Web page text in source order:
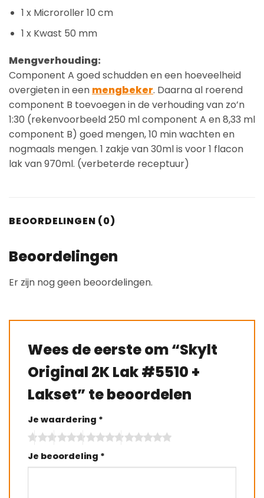
1 x Microroller 10 cm
1 x Kwast 50 mm
Mengverhouding:
Component A goed schudden en een hoeveelheid
overgieten in een mengbeker. Daarna al roerend
component B toevoegen in de verhouding van zo’n
1:30 (rekenvoorbeeld 250 ml component A en 8,33 ml
component B) goed mengen, 10 min wachten en
nogmaals mengen. 1 zakje van 30ml is voor 1 flacon
lak van 970ml. (verbeterde receptuur)
BEOORDELINGEN (0)
Beoordelingen
Er zijn nog geen beoordelingen.
Wees de eerste om “Skylt
Original 2K Lak #5510 +
Lakset” te beoordelen
Je waardering *
Je beoordeling *